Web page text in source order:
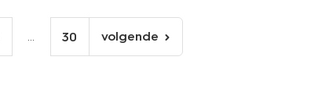
... 30
volgende
pagina
volgende